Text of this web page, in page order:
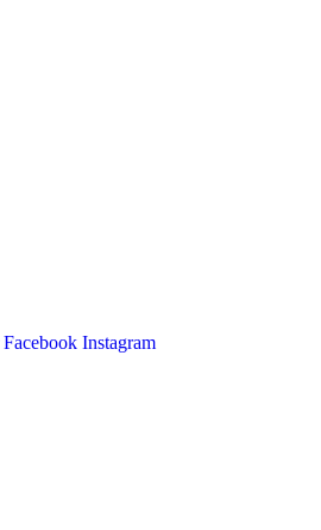
Facebook Instagram